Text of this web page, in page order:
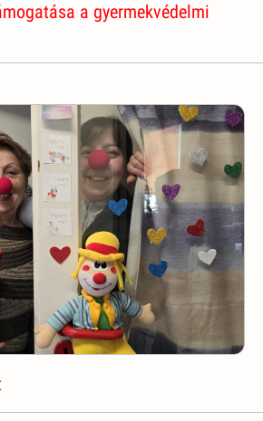
a gyermekvédelmi